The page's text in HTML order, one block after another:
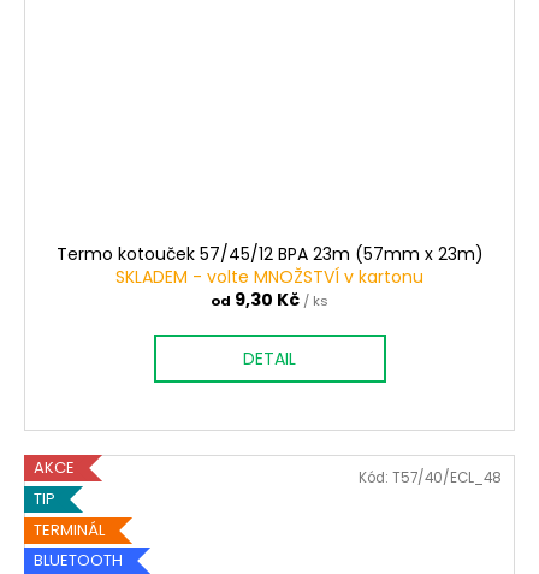
Termo kotouček 57/45/12 BPA 23m (57mm x 23m)
SKLADEM - volte MNOŽSTVÍ v kartonu
od 9,30 Kč / ks
DETAIL
AKCE
TIP
TERMINÁL
BLUETOOTH
Kód: T57/40/ECL_48